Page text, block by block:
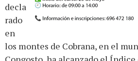
decla
rado
en
los montes de Cobrana, en el